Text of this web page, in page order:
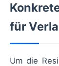
für
Um die